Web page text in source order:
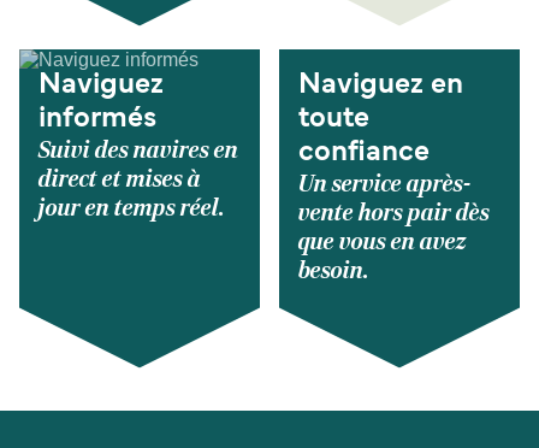
Naviguez
informés
Suivi des navires en
direct et mises à
jour en temps réel.
Naviguez en
toute
confiance
Un service après-
vente hors pair dès
que vous en avez
besoin.